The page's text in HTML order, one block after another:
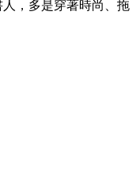
，多是穿著時尚、拖